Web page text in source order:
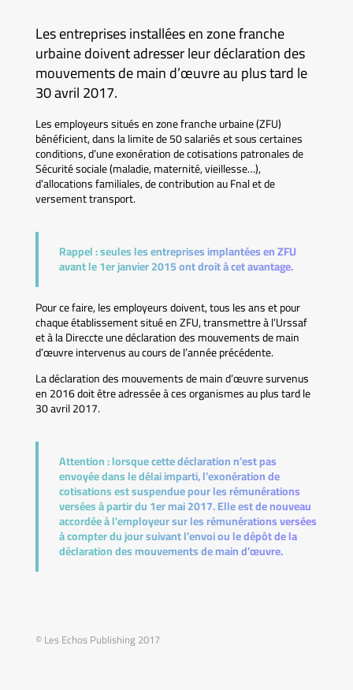
Les entreprises installées en zone franche
urbaine doivent adresser leur déclaration des
mouvements de main d’œuvre au plus tard le
30 avril 2017.
Les employeurs situés en zone franche urbaine (ZFU)
bénéficient, dans la limite de 50 salariés et sous certaines
conditions, d’une exonération de cotisations patronales de
Sécurité sociale (maladie, maternité, vieillesse…),
d’allocations familiales, de contribution au Fnal et de
versement transport.
Rappel :seules les entreprises implantées en ZFU
avant le 1er janvier 2015 ont droit à cet avantage.
Pour ce faire, les employeurs doivent, tous les ans et pour
chaque établissement situé en ZFU, transmettre à l’Urssaf
et à la Direccte une déclaration des mouvements de main
d’œuvre intervenus au cours de l’année précédente.
La déclaration des mouvements de main d’œuvre survenus
en 2016 doit être adressée à ces organismes au plus tard le
30 avril 2017.
Attention :lorsque cette déclaration n’est pas
envoyée dans le délai imparti, l’exonération de
cotisations est suspendue pour les rémunérations
versées à partir du 1er mai 2017. Elle est de nouveau
accordée à l’employeur sur les rémunérations versées
à compter du jour suivant l’envoi ou le dépôt de la
déclaration des mouvements de main d’œuvre.
© Les Echos Publishing 2017